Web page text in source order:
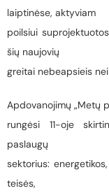
laiptinėse, aktyviam
poilsiui
šių naujovių
greitai nebeapsieis
Apdovanojimų „Metų
rungėsi 11-oje
paslaugų
sektorius:
teisės,